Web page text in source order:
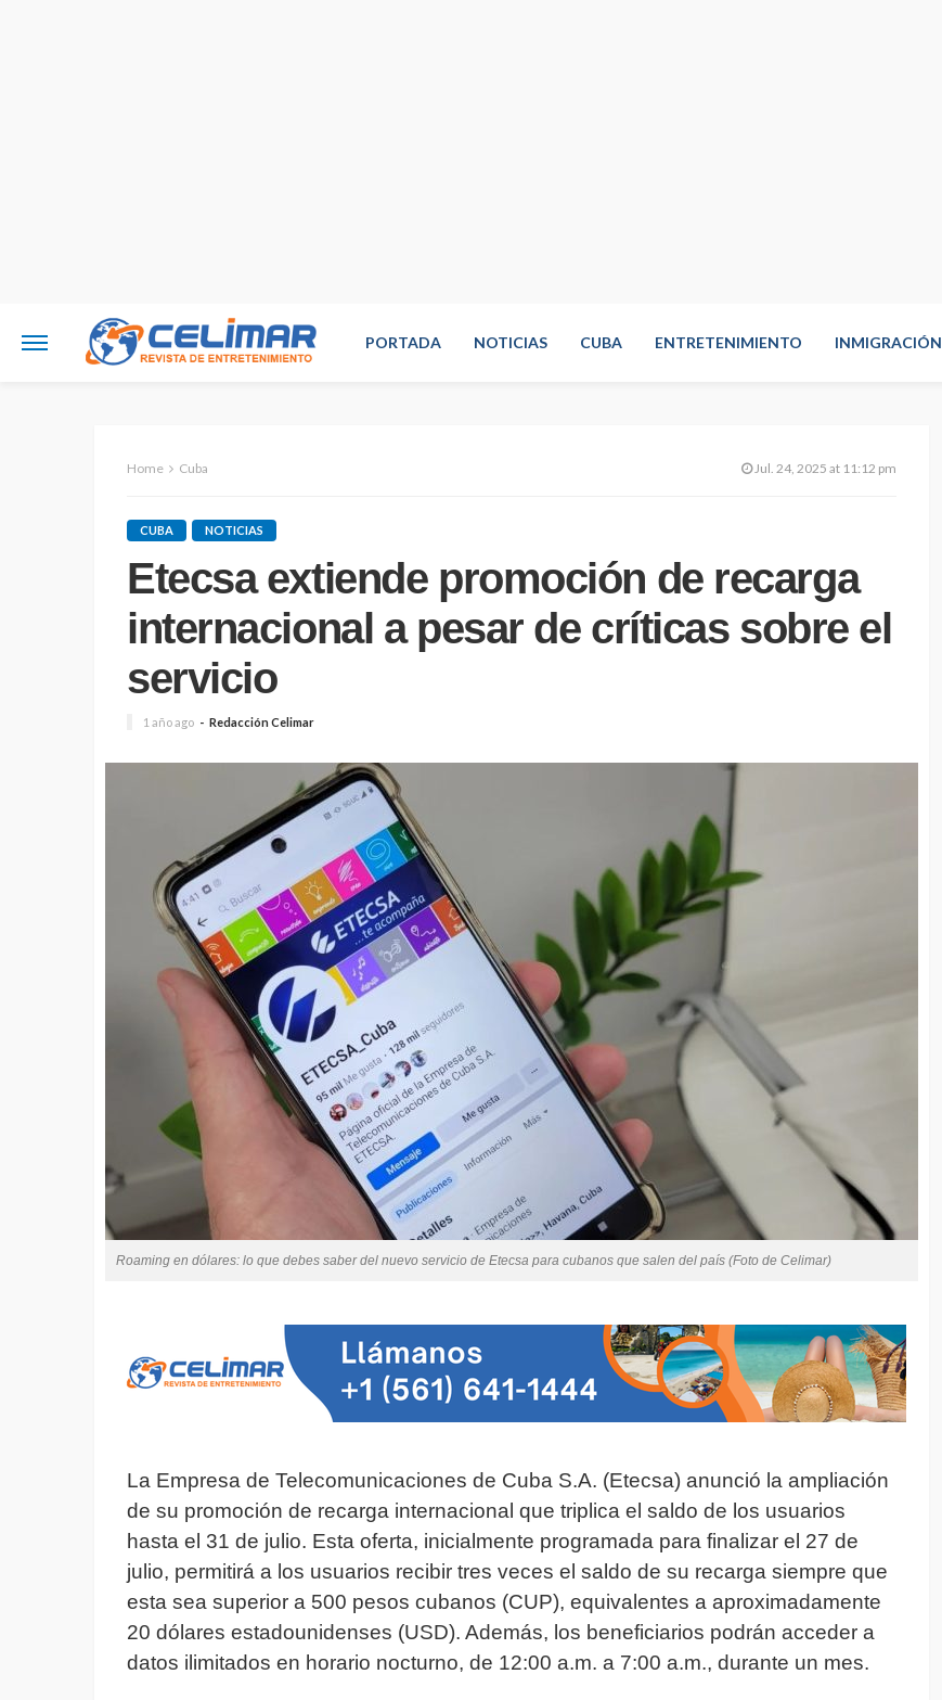
PORTADA NOTICIAS CUBA ENTRETENIMIENTO INMIGRACIÓN
Home Cuba Jul. 24, 2025 at 11:12 pm
CUBA NOTICIAS
Etecsa extiende promoción de recarga
internacional a pesar de críticas sobre el
servicio
1 año ago Redacción Celimar
Roaming en dólares: lo que debes saber del nuevo servicio de Etecsa para cubanos que salen del país (Foto de Celimar)
La Empresa de Telecomunicaciones de Cuba S.A. (Etecsa) anunció la ampliación
de su promoción de recarga internacional que triplica el saldo de los usuarios
hasta el 31 de julio. Esta oferta, inicialmente programada para finalizar el 27 de
julio, permitirá a los usuarios recibir tres veces el saldo de su recarga siempre que
esta sea superior a 500 pesos cubanos (CUP), equivalentes a aproximadamente
20 dólares estadounidenses (USD). Además, los beneficiarios podrán acceder a
datos ilimitados en horario nocturno, de 12:00 a.m. a 7:00 a.m., durante un mes.